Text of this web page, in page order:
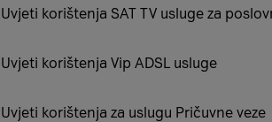
Uvjeti korištenja SAT TV usluge za
Uvjeti korištenja Vip ADSL usluge
Uvjeti korištenja za uslugu Pričuvne veze